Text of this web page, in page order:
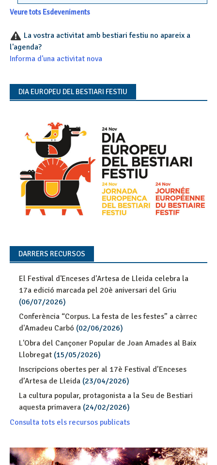
Veure tots Esdeveniments
La vostra activitat amb bestiari festiu no apareix a
l'agenda?
Informa d'una activitat nova
DIA EUROPEU DEL BESTIARI FESTIU
DARRERS RECURSOS
El Festival d'Enceses d'Artesa de Lleida celebra la
17a edició marcada pel 20è aniversari del Griu
(06/07/2026)
Conferència “Corpus. La festa de les festes” a càrrec
d'Amadeu Carbó (02/06/2026)
L'Obra del Cançoner Popular de Joan Amades al Baix
Llobregat (15/05/2026)
Inscripcions obertes per al 17è Festival d’Enceses
d’Artesa de Lleida (23/04/2026)
La cultura popular, protagonista a la Seu de Bestiari
aquesta primavera (24/02/2026)
Consulta tots els recursos publicats